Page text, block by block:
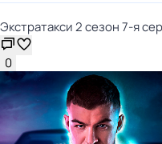
Экстратакси 2 сезон 7-я
0